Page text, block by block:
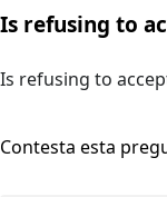
Is refusing to
Is refusing to
Contesta esta